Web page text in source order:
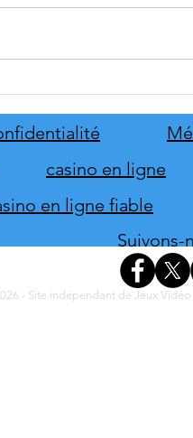
casino en ligne
en ligne fiable
Suivons-
- Site indépendant de Jeux Vidéo